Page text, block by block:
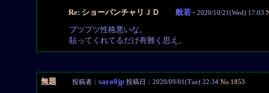
Re: ショーパンチャリＪＤ 般若 - 2020/10/21(Wed) 17:03
ブツブツ性格悪いな。
貼ってくれてるだけ有難く思え。
無題 投稿者： sara0jp 投稿日：2020/09/01(Tue) 22:34 No.1853